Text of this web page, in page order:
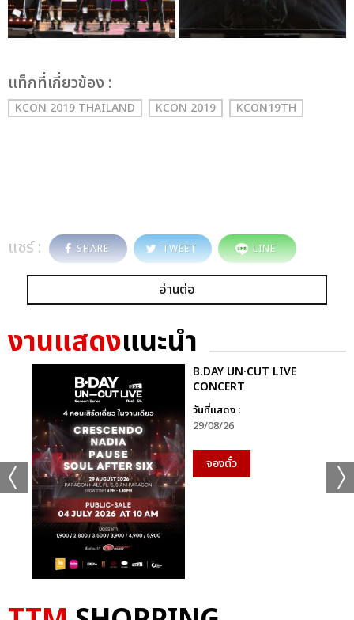
เเท็กที่เกี่ยวข้อง :
KCON 2019 THAILAND KCON 2019 KCON19TH
แชร์ : SHARE TWEET LINE
อ่านต่อ
งานแสดงแนะนำ
B.DAY UN·CUT LIVE
CONCERT
วันที่แสดง :
29/08/26
จองตั๋ว